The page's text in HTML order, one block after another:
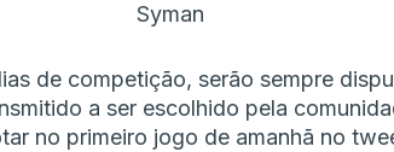
Syman
de competição, serão sempre
a ser escolhido pela
no primeiro jogo de amanhã no